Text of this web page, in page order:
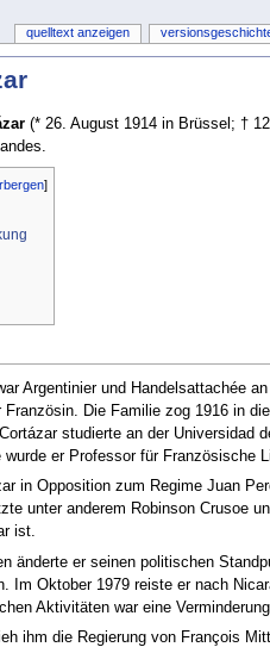
(* 26. August 1914 in Brüssel; †
Argentinier und Handelsattachée
Französin. Die Familie zog 1916 in
studierte an der Universidad
wurde er Professor für Französische
in Opposition zum Regime Juan
unter anderem Robinson Crusoe
ist.
änderte er seinen politischen
Im Oktober 1979 reiste er nach
Aktivitäten war eine
ihm die Regierung von François
quelltext anzeigen